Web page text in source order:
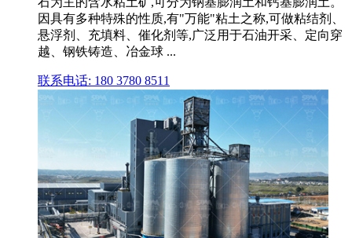
因具有多种特殊的性质,有"万能"粘土之称,可做粘结剂、
悬浮剂、充填料、催化剂等,广泛用于石油开采、定向穿
越、钢铁铸造、冶金球 ...
联系电话: 180 3780 8511